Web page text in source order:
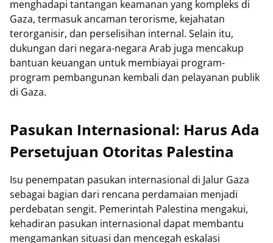
menghadapi tantangan keamanan yang kompleks di
Gaza, termasuk ancaman terorisme, kejahatan
terorganisir, dan perselisihan internal. Selain itu,
dukungan dari negara-negara Arab juga mencakup
bantuan keuangan untuk membiayai program-
program pembangunan kembali dan pelayanan publik
di Gaza.
Pasukan Internasional: Harus Ada
Persetujuan Otoritas Palestina
Isu penempatan pasukan internasional di Jalur Gaza
sebagai bagian dari rencana perdamaian menjadi
perdebatan sengit. Pemerintah Palestina mengakui,
kehadiran pasukan internasional dapat membantu
mengamankan situasi dan mencegah eskalasi